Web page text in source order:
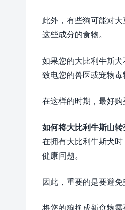
此外，有些狗可能对
这些成分的食物。
如果您的大比利牛斯
致电您的兽医或宠物毒
在这样的时期，最好
如何将大比利牛斯山
在拥有大比利牛斯犬
健康问题。
因此，重要的是要避